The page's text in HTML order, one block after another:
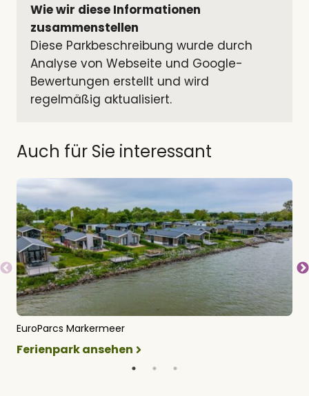
Wie wir diese Informationen
zusammenstellen
Diese Parkbeschreibung wurde durch
Analyse von Webseite und Google-
Bewertungen erstellt und wird
regelmäßig aktualisiert.
Auch für Sie interessant
EuroParcs Markermeer
Ferienpark ansehen